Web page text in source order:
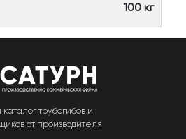
100 кг
трубогибов и
от производителя